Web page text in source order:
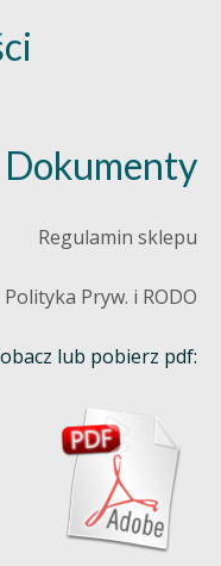
Dokumenty
Regulamin sklepu
Polityka Pryw. i RODO
lub pobierz pdf: